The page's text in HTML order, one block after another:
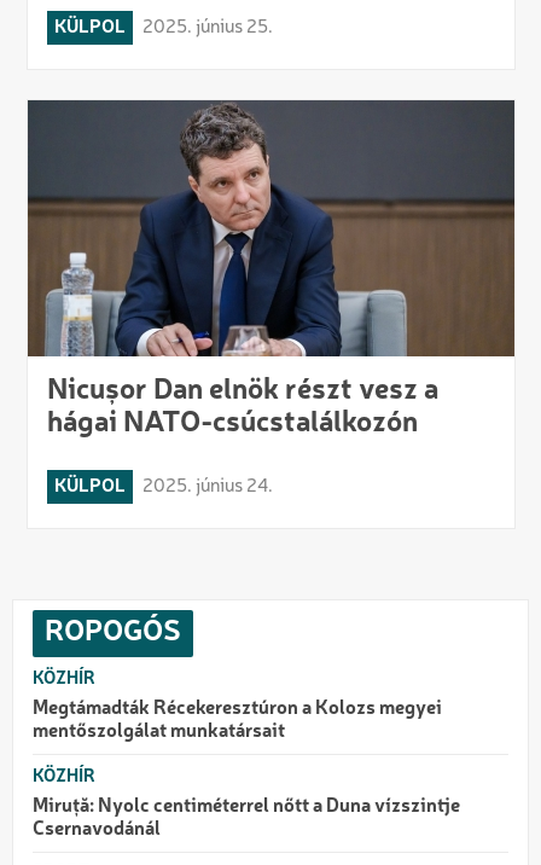
KÜLPOL 2025. június 25.
Nicușor Dan elnök részt vesz a
hágai NATO-csúcstalálkozón
KÜLPOL 2025. június 24.
ROPOGÓS
KÖZHÍR
Megtámadták Récekeresztúron a Kolozs megyei
mentőszolgálat munkatársait
KÖZHÍR
Miruță: Nyolc centiméterrel nőtt a Duna vízszintje
Csernavodánál